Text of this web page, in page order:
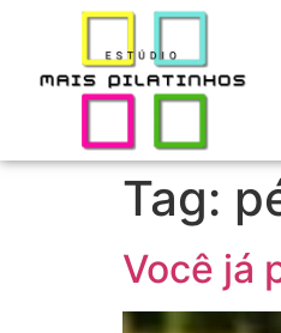
Tag:
Você já